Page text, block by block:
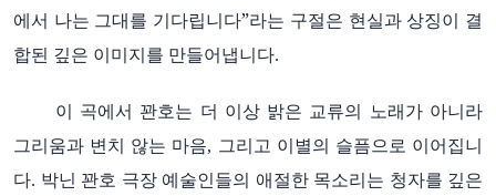
에서 나는 그대를 기다립니다”라는 구절은 현실과 상징이 결
합된 깊은 이미지를 만들어냅니다.
이 곡에서 꽌호는 더 이상 밝은 교류의 노래가 아니라
그리움과 변치 않는 마음, 그리고 이별의 슬픔으로 이어집니
다. 박닌 꽌호 극장 예술인들의 애절한 목소리는 청자를 깊은